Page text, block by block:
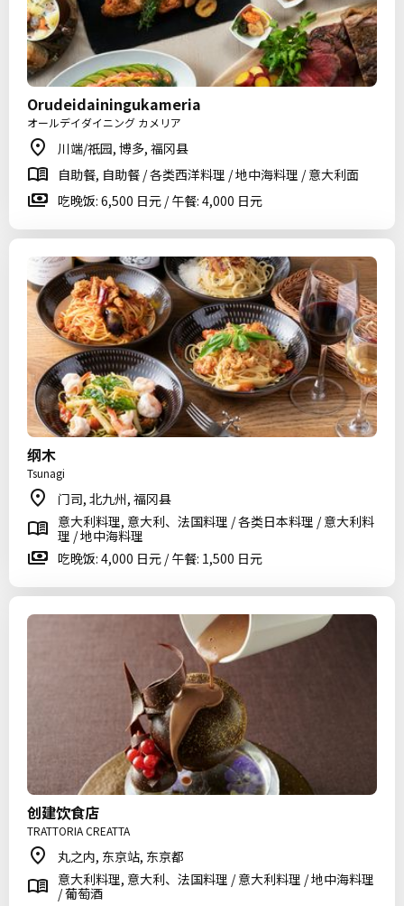
Orudeidainingukameria
オールデイダイニング カメリア
川端/祇园, 博多, 福冈县
自助餐, 自助餐 / 各类西洋料理 / 地中海料理 / 意大利面
吃晚饭: 6,500 日元 / 午餐: 4,000 日元
纲木
Tsunagi
门司, 北九州, 福冈县
意大利料理, 意大利、法国料理 / 各类日本料理 / 意大利料
理 / 地中海料理
吃晚饭: 4,000 日元 / 午餐: 1,500 日元
创建饮食店
TRATTORIA CREATTA
丸之内, 东京站, 东京都
意大利料理, 意大利、法国料理 / 意大利料理 / 地中海料理
/ 葡萄酒